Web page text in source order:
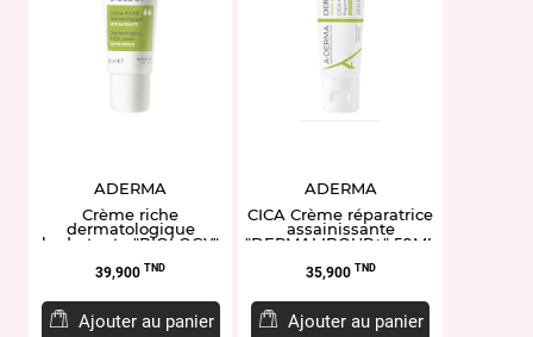
ADERMA
Crème riche
dermatologique
hydratante "BIOLOGY"
Prix
39,900 TND
Ajouter au panier
ADERMA
CICA Crème réparatrice
assainissante
"DERMALIBOUR+" 50ML
Prix
35,900 TND
Ajouter au panier